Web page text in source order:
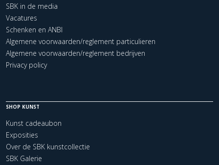
SBK in de media
Vacatures
Schenken en ANBI
Algemene voorwaarden/reglement particulieren
Algemene voorwaarden/reglement bedrijven
Privacy policy
SHOP KUNST
Kunst cadeaubon
Exposities
Over de SBK kunstcollectie
SBK Galerie